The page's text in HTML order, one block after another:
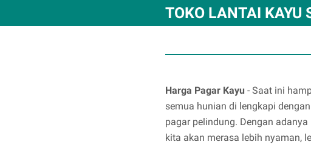
TOKO LANTAI KAYU
Harga Pagar Kayu - Saat ini
semua hunian di lengkapi dengan
pagar pelindung. Dengan adanya
kita akan merasa lebih nyaman,